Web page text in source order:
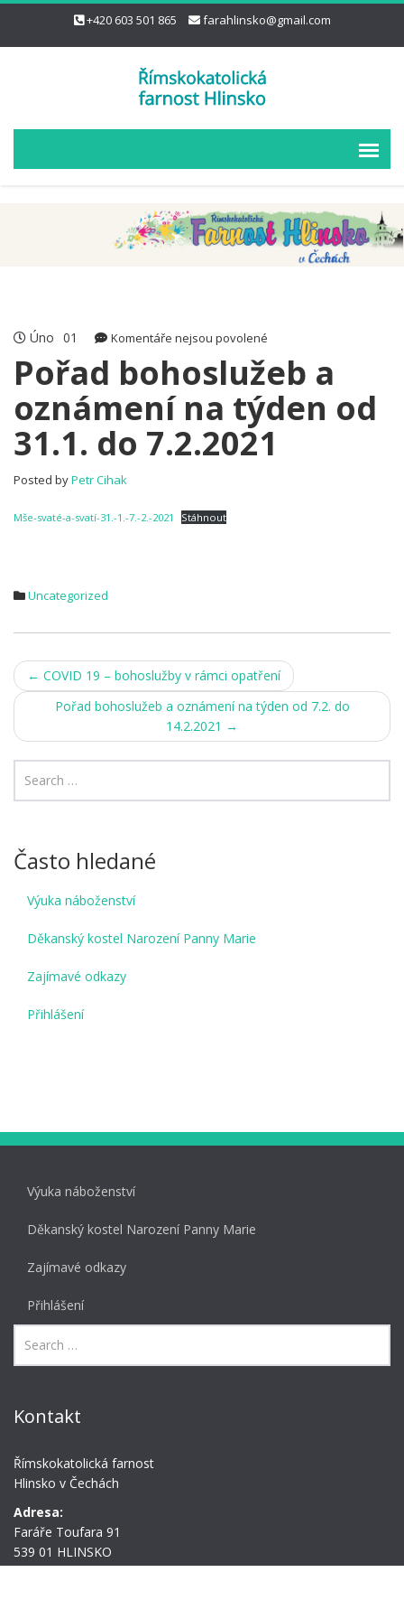
+420 603 501 865 farahlinsko@gmail.com
Úno 01 Komentáře nejsou povolené
s
názvem
Pořad
bohoslužeb
Pořad bohoslužeb a
oznámení na týden od
31.1. do 7.2.2021
Posted byPetr Cihak
Mše-svaté-a-svatí-31.-1.-7.-2.-2021 Stáhnout
Uncategorized
Post
navigation
← COVID 19 – bohoslužby v rámci opatření
Pořad bohoslužeb a oznámení na týden od 7.2. do
14.2.2021 →
Často hledané
Výuka náboženství
Děkanský kostel Narození Panny Marie
Zajímavé odkazy
Přihlášení
Výuka náboženství
Děkanský kostel Narození Panny Marie
Zajímavé odkazy
Přihlášení
Kontakt
Římskokatolická farnost
Hlinsko v Čechách
Adresa:
Faráře Toufara 91
539 01 HLINSKO